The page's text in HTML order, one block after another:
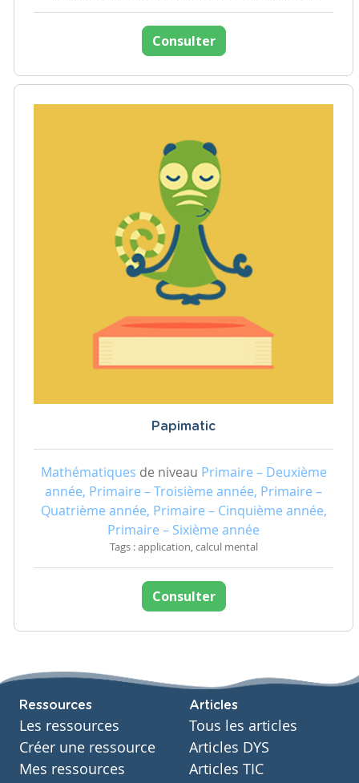
Consulter
Papimatic
Mathématiques de niveau Primaire – Deuxième
année, Primaire – Troisième année, Primaire –
Quatrième année, Primaire – Cinquième année,
Primaire – Sixième année
Tags : application, calcul mental
Consulter
Ressources
Les ressources
Créer une ressource
Mes ressources
Articles
Tous les articles
Articles DYS
Articles TIC